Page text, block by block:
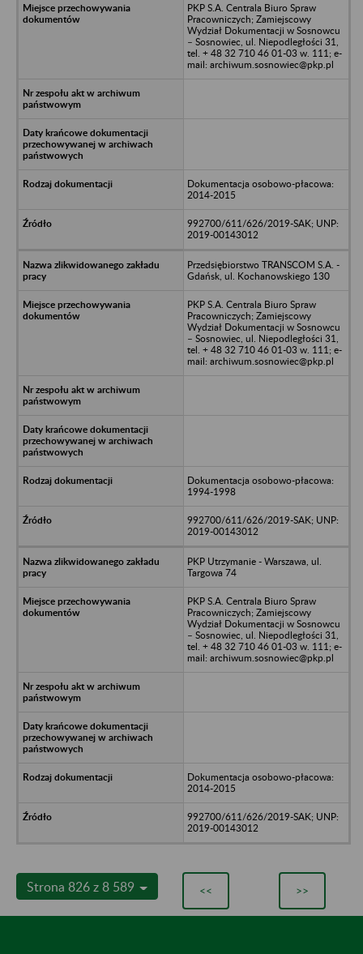
PKP S.A. Centrala Biuro Spraw
Pracowniczych; Zamiejscowy
Wydział Dokumentacji w Sosnowcu
– Sosnowiec, ul. Niepodległości 31,
tel. + 48 32 710 46 01-03 w. 111; e-
mail: archiwum.sosnowiec@pkp.pl
Dokumentacja osobowo-płacowa:
2014-2015
992700/611/626/2019-SAK; UNP:
2019-00143012
Przedsiębiorstwo TRANSCOM S.A. -
Gdańsk, ul. Kochanowskiego 130
PKP S.A. Centrala Biuro Spraw
Pracowniczych; Zamiejscowy
Wydział Dokumentacji w Sosnowcu
– Sosnowiec, ul. Niepodległości 31,
tel. + 48 32 710 46 01-03 w. 111; e-
mail: archiwum.sosnowiec@pkp.pl
Dokumentacja osobowo-płacowa:
1994-1998
992700/611/626/2019-SAK; UNP:
2019-00143012
PKP Utrzymanie - Warszawa, ul.
Targowa 74
PKP S.A. Centrala Biuro Spraw
Pracowniczych; Zamiejscowy
Wydział Dokumentacji w Sosnowcu
– Sosnowiec, ul. Niepodległości 31,
tel. + 48 32 710 46 01-03 w. 111; e-
mail: archiwum.sosnowiec@pkp.pl
Dokumentacja osobowo-płacowa:
2014-2015
992700/611/626/2019-SAK; UNP:
2019-00143012
Strona 826 z 8 589 << >>